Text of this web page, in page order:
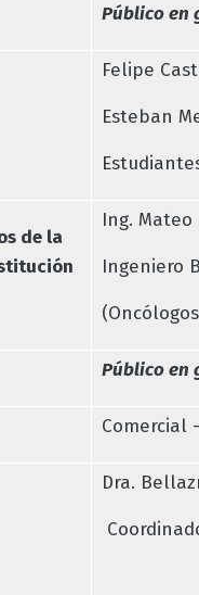
Público en
Felipe
Esteban
de la
Ing. Mateo
Ingeniero
Público en
Comercial
Dra.